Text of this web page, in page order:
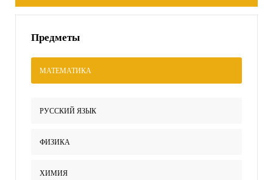
Предметы
МАТЕМАТИКА
РУССКИЙ ЯЗЫК
ФИЗИКА
ХИМИЯ